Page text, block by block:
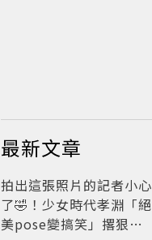
最新文章
拍出這張照片的記者小心
了🤣！少女時代孝淵「絕
美pose變搞笑」撂狠